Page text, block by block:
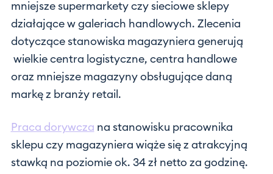
mniejsze supermarkety czy sieciowe sklepy
działające w galeriach handlowych. Zlecenia
dotyczące stanowiska magazyniera generują
wielkie centra logistyczne, centra handlowe
oraz mniejsze magazyny obsługujące daną
markę z branży retail.
Praca dorywcza na stanowisku pracownika
sklepu czy magazyniera wiąże się z atrakcyjną
stawką na poziomie ok. 34 zł netto za godzinę.